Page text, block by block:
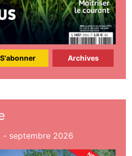
S'abonner Archives
- septembre 2026